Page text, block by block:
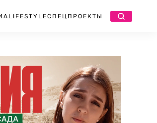
LIFESTYLEСПЕЦПРОЕКТЫ